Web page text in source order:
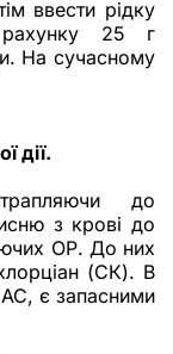
ввести рідку
рахунку 25 г
На сучасному
дії.
до
з крові до
ОР. До них
(СК). В
є запасними